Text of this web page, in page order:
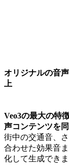
オリジナルの音
上
Veo3の最大の特
声コンテンツを
街中の交通音、
合わせた効果音
化して生成できま